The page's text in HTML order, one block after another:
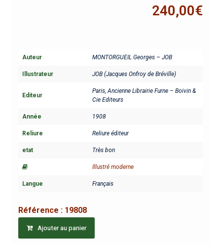
240,00€
Auteur MONTORGUEIL Georges – JOB
Illustrateur JOB (Jacques Onfroy de Bréville)
Editeur
Paris, Ancienne Librairie Furne – Boivin &
Cie Editeurs
Année 1908
Reliure Reliure éditeur
etat Très bon
Illustré moderne
Langue Français
Référence : 19808
Ajouter au panier